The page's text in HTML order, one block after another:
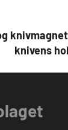
knivens